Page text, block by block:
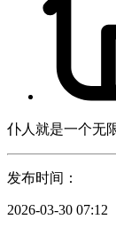
仆人就是一个无
发布时间：
2026-03-30 07:12